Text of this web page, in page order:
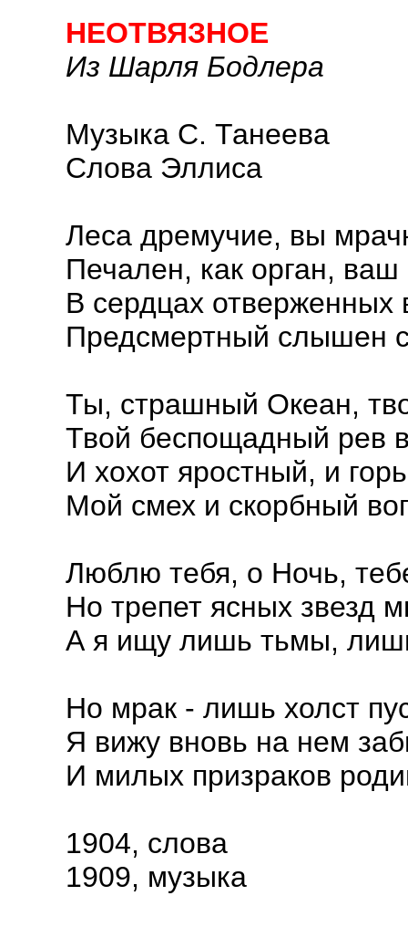
НЕОТВЯЗНОЕ
Из Шарля Бодлера
Музыка С. Танеева
Слова Эллиса
Леса дремучие, вы
Печален, как орган,
В сердцах отверженных
Предсмертный слышен
Ты, страшный Океан,
Твой беспощадный рев
И хохот яростный, и
Мой смех и скорбный
Люблю тебя, о Ночь,
Но трепет ясных звезд
А я ищу лишь тьмы,
Но мрак - лишь холст
Я вижу вновь на нем
И милых призраков
1904, слова
1909, музыка